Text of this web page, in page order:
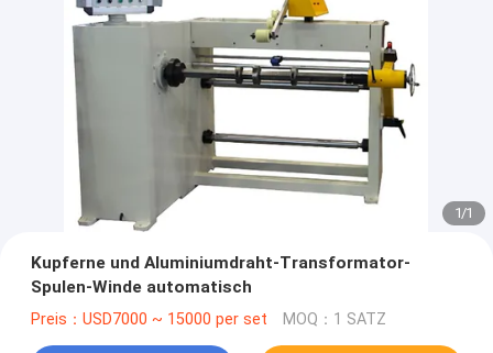
1/1
Kupferne und Aluminiumdraht-Transformator-
Spulen-Winde automatisch
Preis：USD7000 ~ 15000 per set MOQ：1 SATZ